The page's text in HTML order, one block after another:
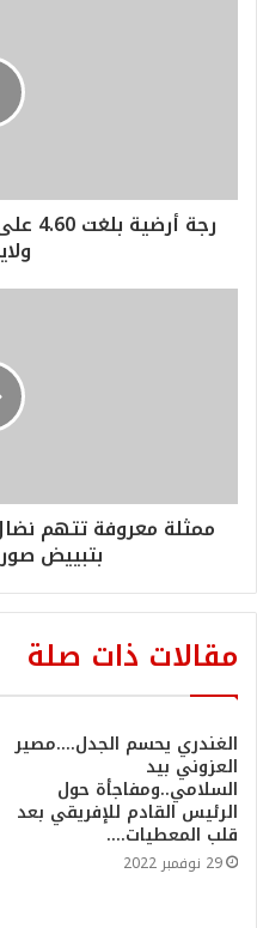
رجة
ممثلة معروفة تتهم
بتبييض
مقالات ذات صلة
الغندري يحسم الجدل….مصير
العزوني بيد
السلامي..ومفاجأة حول
الرئيس القادم للإفريقي بعد
قلب المعطيات….
29 نوفمبر 2022